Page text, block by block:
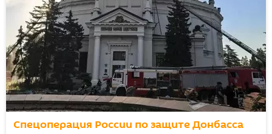
Спецоперация России по защите Донбасса